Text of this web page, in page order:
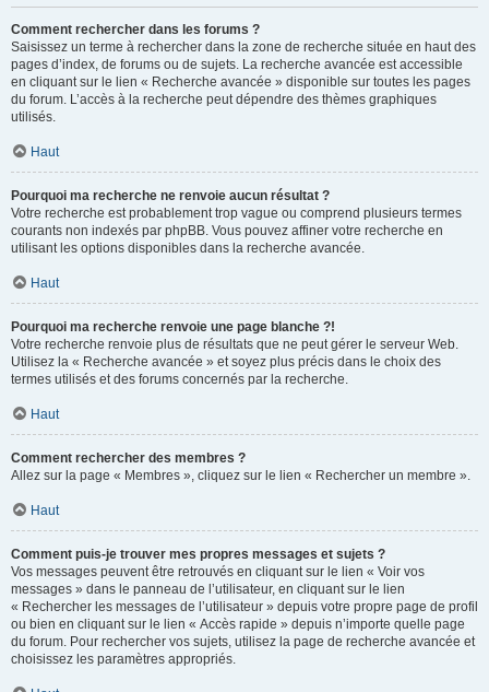
Comment rechercher dans les forums ?
Saisissez un terme à rechercher dans la zone de recherche située en haut des
pages d’index, de forums ou de sujets. La recherche avancée est accessible
en cliquant sur le lien « Recherche avancée » disponible sur toutes les pages
du forum. L’accès à la recherche peut dépendre des thèmes graphiques
utilisés.
Haut
Pourquoi ma recherche ne renvoie aucun résultat ?
Votre recherche est probablement trop vague ou comprend plusieurs termes
courants non indexés par phpBB. Vous pouvez affiner votre recherche en
utilisant les options disponibles dans la recherche avancée.
Haut
Pourquoi ma recherche renvoie une page blanche ?!
Votre recherche renvoie plus de résultats que ne peut gérer le serveur Web.
Utilisez la « Recherche avancée » et soyez plus précis dans le choix des
termes utilisés et des forums concernés par la recherche.
Haut
Comment rechercher des membres ?
Allez sur la page « Membres », cliquez sur le lien « Rechercher un membre ».
Haut
Comment puis-je trouver mes propres messages et sujets ?
Vos messages peuvent être retrouvés en cliquant sur le lien « Voir vos
messages » dans le panneau de l’utilisateur, en cliquant sur le lien
« Rechercher les messages de l’utilisateur » depuis votre propre page de profil
ou bien en cliquant sur le lien « Accès rapide » depuis n’importe quelle page
du forum. Pour rechercher vos sujets, utilisez la page de recherche avancée et
choisissez les paramètres appropriés.